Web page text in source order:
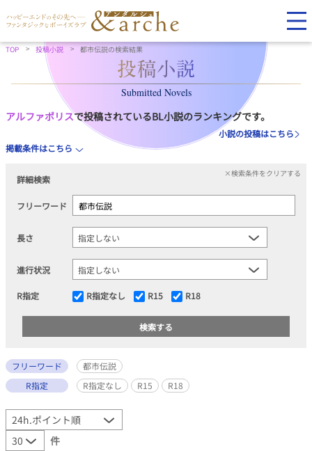
TOP 投稿小説 都市伝説の検索結果
Submitted Novels
アルファポリスで投稿されているBL小説のランキングです。
小説の投稿はこちら
掲載条件はこちら
詳細検索
×検索条件をクリアする
フリーワード
長さ
進行状況
R指定 R指定なし R15 R18
フリーワード
都市伝説
R指定
R指定なし R15 R18
件